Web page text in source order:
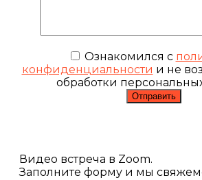
Ознакомился с
конфиденциальности и не
обработки
Видео встреча в Zoom.
Заполните форму и мы